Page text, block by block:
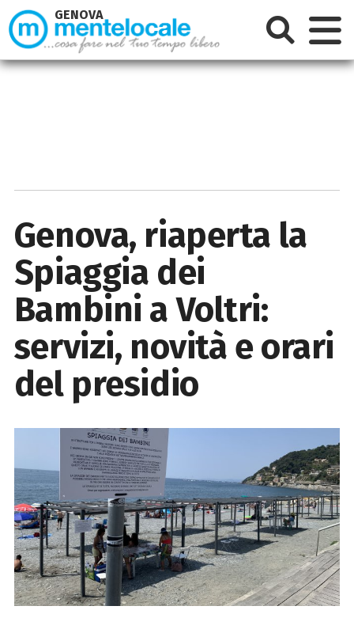
Genova, riaperta la
Spiaggia dei
Bambini a Voltri:
servizi, novità e orari
del presidio
GENOVA